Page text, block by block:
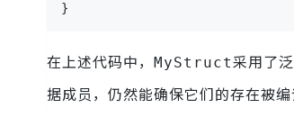
}
在上述代码中， MyStruct采用了
据成员，仍然能确保它们的存在被编